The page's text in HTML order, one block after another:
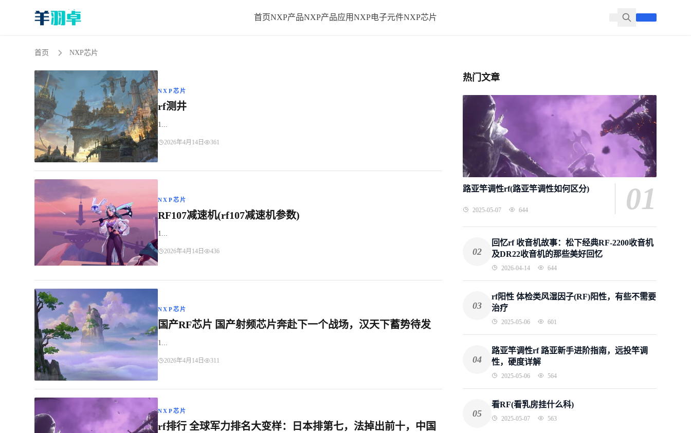
首页NXP产品NXP产品应用NXP电子元件NXP芯片
首页 NXP芯片
NXP芯片
rf测井
1...
2026年4月14日 361
NXP芯片
RF107减速机(rf107减速机参数)
1...
2026年4月14日 436
NXP芯片
国产RF芯片 国产射频芯片奔赴下一个战场，汉天下蓄势待发
1...
2026年4月14日 311
NXP芯片
rf排行 全球军力排名大变样：日本排第七，法掉出前十，中国
热门文章
路亚竿调性rf(路亚竿调性如何区分)
2025-05-07 644 01
02
回忆rf 收音机故事：松下经典RF-2200收音机
及DR22收音机的那些美好回忆
2026-04-14 644
03
rf阳性 体检类风湿因子(RF)阳性，有些不需要
治疗
2025-05-06 601
04
路亚竿调性rf 路亚新手进阶指南，远投竿调
性，硬度详解
2025-05-06 564
05
看RF(看乳房挂什么科)
2025-05-07 563